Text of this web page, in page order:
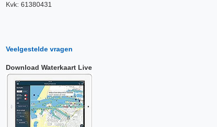
Kvk: 61380431
Veelgestelde vragen
Download Waterkaart Live